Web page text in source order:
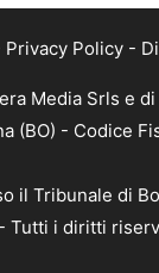
Privacy Policy-
Media Srls e
(BO) - Codice
il Tribunale di
Tutti i diritti